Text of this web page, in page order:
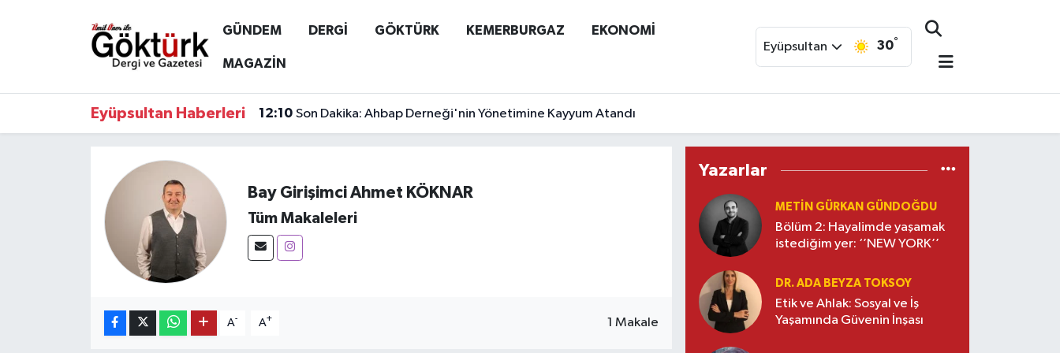
GÜNDEM DERGİ GÖKTÜRK KEMERBURGAZ EKONOMİ
MAGAZİN
Eyüpsultan 30°
Eyüpsultan Haberleri 12:10 Son Dakika: Ahbap Derneği'nin Yönetimine Kayyum Atandı
Bay Girişimci Ahmet KÖKNAR
Tüm Makaleleri
A- A+ 1 Makale
Yazarlar
METIN GÜRKAN GÜNDOĞDU
Bölüm 2: Hayalimde yaşamak
istediğim yer: ‘’NEW YORK’’
DR. ADA BEYZA TOKSOY
Etik ve Ahlak: Sosyal ve İş
Yaşamında Güvenin İnşası
Anne Çocuk
Eyüpsultan Hava Durumu
Tüm Manşetler
Son Dakika Haberleri
Haber Arşivi